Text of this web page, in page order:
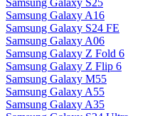
Samsung Galaxy S25
Samsung Galaxy A16
Samsung Galaxy S24 FE
Samsung Galaxy A06
Samsung Galaxy Z Fold 6
Samsung Galaxy Z Flip 6
Samsung Galaxy M55
Samsung Galaxy A55
Samsung Galaxy A35